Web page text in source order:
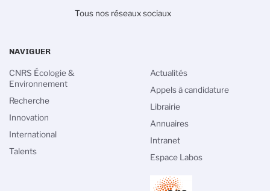
Tous nos réseaux sociaux
NAVIGUER
CNRS Écologie &
Environnement
Recherche
Innovation
International
Talents
Actualités
Appels à candidature
Librairie
Annuaires
Intranet
Espace Labos